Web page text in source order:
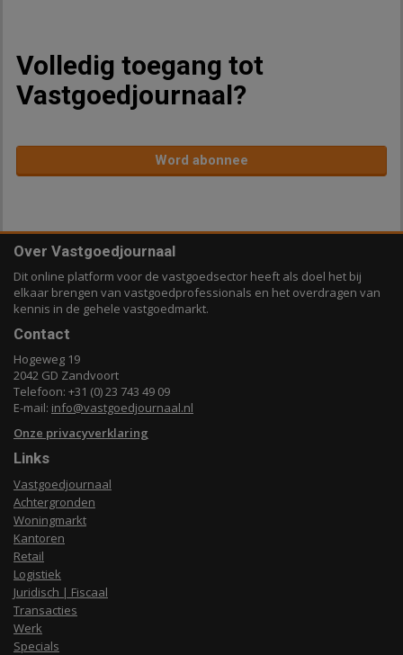
Volledig toegang tot
Vastgoedjournaal?
Word abonnee
Over Vastgoedjournaal
Dit online platform voor de vastgoedsector heeft als doel het bij
elkaar brengen van vastgoedprofessionals en het overdragen van
kennis in de gehele vastgoedmarkt.
Contact
Hogeweg 19
2042 GD Zandvoort
Telefoon: +31 (0) 23 743 49 09
E-mail: info@vastgoedjournaal.nl
Onze privacyverklaring
Links
Vastgoedjournaal
Achtergronden
Woningmarkt
Kantoren
Retail
Logistiek
Juridisch | Fiscaal
Transacties
Werk
Specials